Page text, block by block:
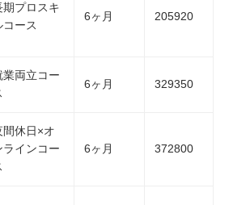
期プロスキ
コース
6ヶ月 205920
業両立コー
6ヶ月 329350
間休日×オ
ラインコー
6ヶ月 372800